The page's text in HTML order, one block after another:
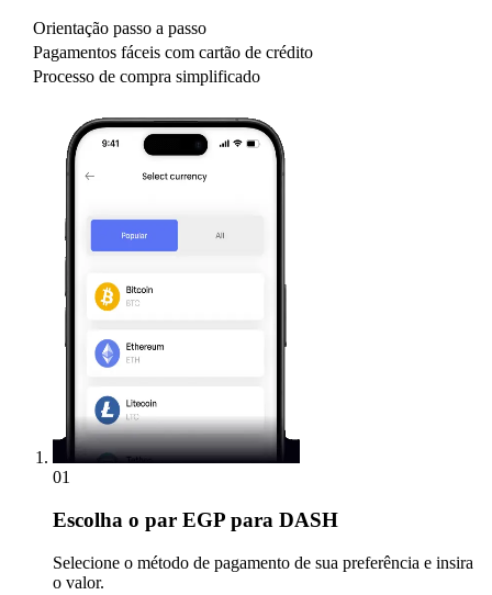
Orientação passo a passo
Pagamentos fáceis com cartão de crédito
Processo de compra simplificado
01
Escolha o par EGP para DASH
Selecione o método de pagamento de sua preferência e insira
o valor.